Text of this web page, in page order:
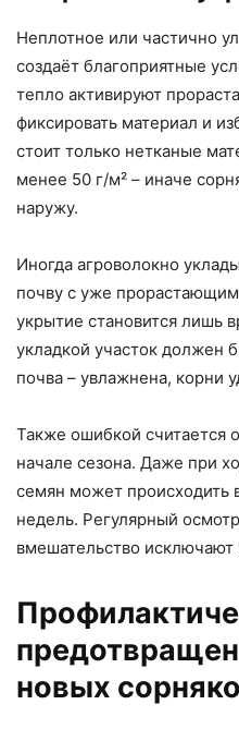
Неплотное или частично
создаёт благоприятные
тепло активируют
фиксировать материал и
стоит только нетканые
менее 50 г/м² – иначе
наружу.
Иногда агроволокно
почву с уже
укрытие становится лишь
укладкой участок должен
почва – увлажнена, корни
Также ошибкой считается
начале сезона. Даже при
семян может происходить
недель. Регулярный
вмешательство
новых